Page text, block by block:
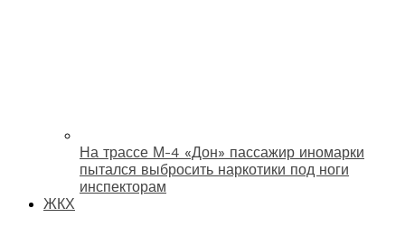
На трассе М-4 «Дон» пассажир иномарки
пытался выбросить наркотики под ноги
инспекторам
ЖКХ